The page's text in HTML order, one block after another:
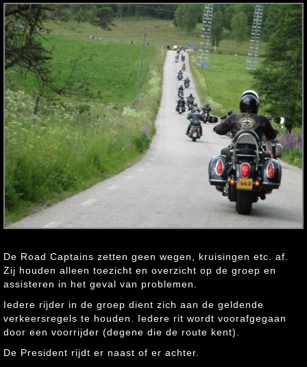
De Road Captains zetten geen wegen, kruisingen etc. af.
Zij houden alleen toezicht en overzicht op de groep en
assisteren in het geval van problemen.
Iedere rijder in de groep dient zich aan de geldende
verkeersregels te houden. Iedere rit wordt voorafgegaan
door een voorrijder (degene die de route kent).
De President rijdt er naast of er achter.